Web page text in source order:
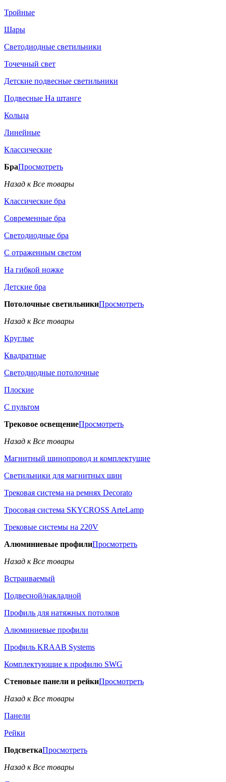
Тройные
Шары
Светодиодные светильники
Точечный свет
Детские подвесные светильники
Подвесные На штанге
Кольца
Линейные
Классические
БраПросмотреть
Назад к Все товары
Классические бра
Современные бра
Светодиодные бра
С отраженным светом
На гибкой ножке
Детские бра
Потолочные светильникиПросмотреть
Назад к Все товары
Круглые
Квадратные
Светодиодные потолочные
Плоские
С пультом
Трековое освещениеПросмотреть
Назад к Все товары
Магнитный шинопровод и комплектущие
Светильники для магнитных шин
Трековая система на ремнях Decorato
Тросовая система SKYCROSS ArteLamp
Трековые системы на 220V
Алюминиевые профилиПросмотреть
Назад к Все товары
Встраиваемый
Подвесной/накладной
Профиль для натяжных потолков
Алюминиевые профили
Профиль KRAAB Systems
Комплектующие к профилю SWG
Стеновые панели и рейкиПросмотреть
Назад к Все товары
Панели
Рейки
ПодсветкаПросмотреть
Назад к Все товары